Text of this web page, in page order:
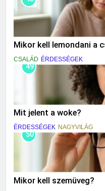
Mikor kell lemondani a
CSALÁD ÉRDESSÉGEK
49
Mit jelent a woke?
ÉRDESSÉGEK NAGYVILÁG
50
Mikor kell szemüveg?